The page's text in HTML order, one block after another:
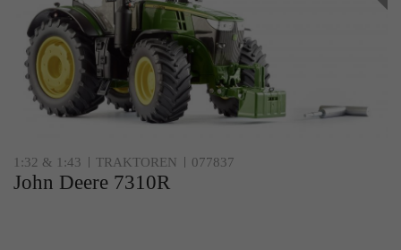
1:32 & 1:43 TRAKTOREN 077837
John Deere 7310R